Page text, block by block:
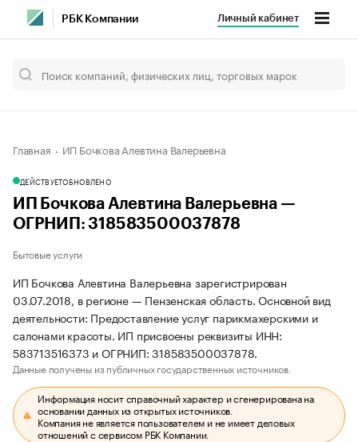
РБК Компании Личный кабинет
Главная ИП Бочкова Алевтина Валерьевна
ДЕЙСТВУЕТОБНОВЛЕНО
ИП Бочкова Алевтина Валерьевна —
ОГРНИП: 318583500037878
Бытовые услуги
ИП Бочкова Алевтина Валерьевна зарегистрирован
03.07.2018, в регионе — Пензенская область. Основной вид
деятельности: Предоставление услуг парикмахерскими и
салонами красоты. ИП присвоены реквизиты ИНН:
583713516373 и ОГРНИП: 318583500037878.
Данные получены из публичных государственных источников.
Информация носит справочный характер и сгенерирована на
основании данных из открытых источников.
Компания не является пользователем и не имеет деловых
отношений с сервисом РБК Компании.